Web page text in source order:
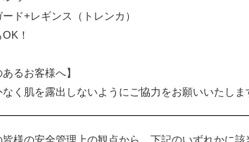
ド+レギンス（トレンカ）
！
るお客様へ】
く肌を露出しないようにご協力をお願いいたしま